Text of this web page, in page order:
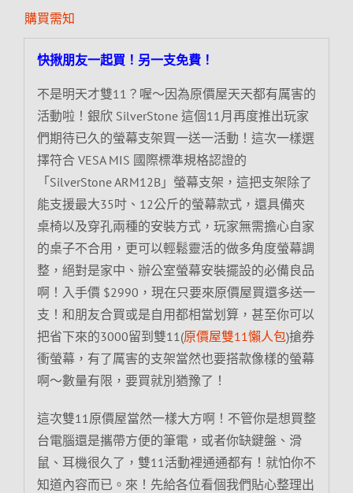
購買需知
快揪朋友一起買！另一支免費！
不是明天才雙11？喔～因為原價屋天天都有厲害的
活動啦！銀欣 SilverStone 這個11月再度推出玩家
們期待已久的螢幕支架買一送一活動！這次一樣選
擇符合 VESA MIS 國際標準規格認證的
「SilverStone ARM12B」螢幕支架，這把支架除了
能支援最大35吋、12公斤的螢幕款式，還具備夾
桌椅以及穿孔兩種的安裝方式，玩家無需擔心自家
的桌子不合用，更可以輕鬆靈活的做多角度螢幕調
整，絕對是家中、辦公室螢幕安裝擺設的必備良品
啊！入手價 $2990，現在只要來原價屋買還多送一
支！和朋友合買或是自用都相當划算，甚至你可以
把省下來的3000留到雙11(原價屋雙11懶人包)搶券
衝螢幕，有了厲害的支架當然也要搭款像樣的螢幕
啊～數量有限，要買就別猶豫了！
這次雙11原價屋當然一樣大方啊！不管你是想買整
台電腦還是攜帶方便的筆電，或者你缺鍵盤、滑
鼠、耳機很久了，雙11活動裡通通都有！就怕你不
知道內容而已。來！先給各位看個我們貼心整理出